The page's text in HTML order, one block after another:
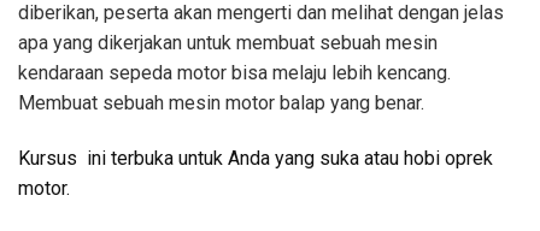
diberikan, peserta akan mengerti dan melihat dengan jelas
apa yang dikerjakan untuk membuat sebuah mesin
kendaraan sepeda motor bisa melaju lebih kencang.
Membuat sebuah mesin motor balap yang benar.
Kursus ini terbuka untuk Anda yang suka atau hobi oprek
motor.